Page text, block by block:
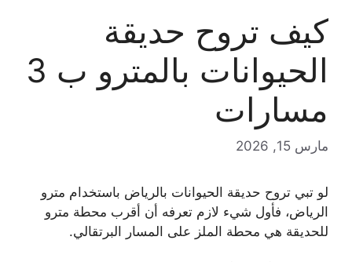
كيف تروح حديقة
الحيوانات بالمترو ب 3
مسارات
مارس 15, 2026
لو تبي تروح حديقة الحيوانات بالرياض باستخدام مترو
الرياض، فأول شيء لازم تعرفه أن أقرب محطة مترو
للحديقة هي محطة الملز على المسار البرتقالي.